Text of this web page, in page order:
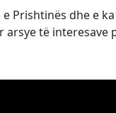
Prishtinës dhe e
të interesave